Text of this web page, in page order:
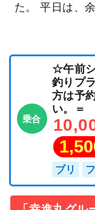
た。 平日は、
乗合
☆午前
釣りプ
方は予
い。＝
ブリ